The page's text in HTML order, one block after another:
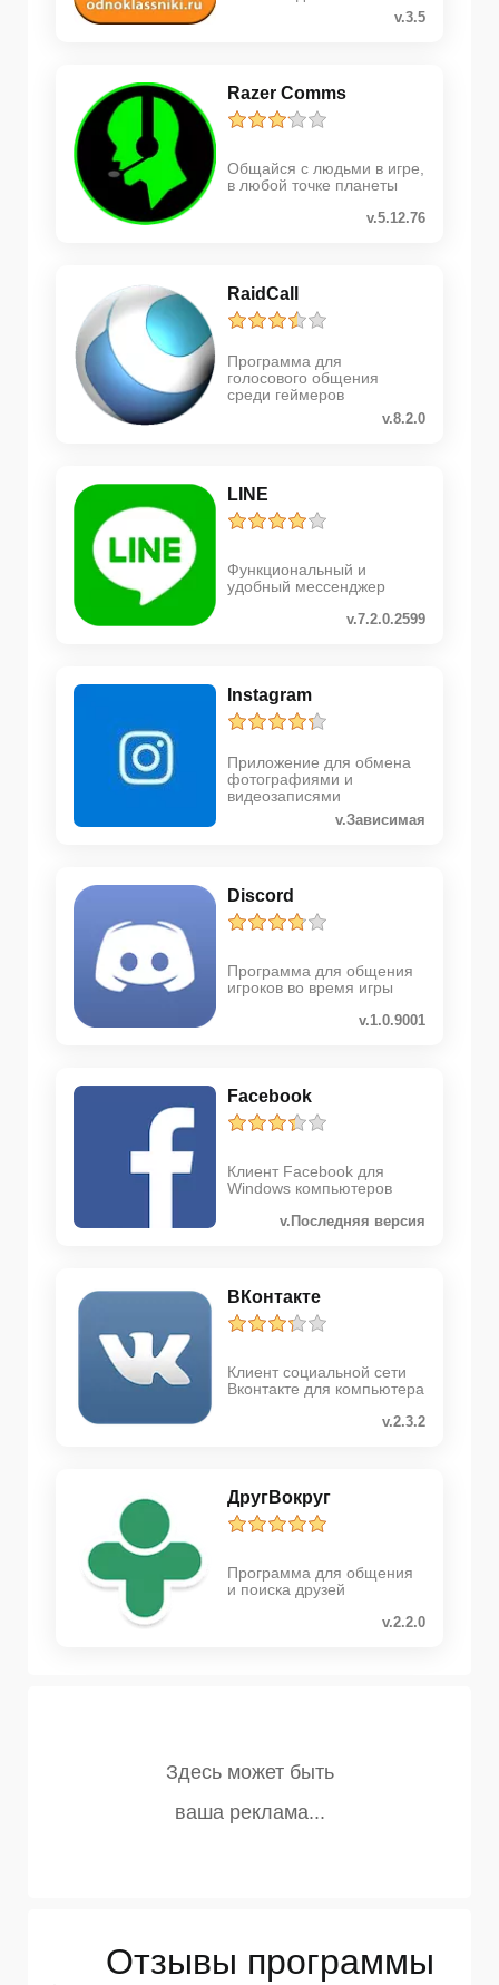
v.3.5
Razer Comms
Общайся с людьми в игре,
в любой точке планеты
v.5.12.76
RaidCall
Программа для
голосового общения
среди геймеров
v.8.2.0
LINE
Функциональный и
удобный мессенджер
v.7.2.0.2599
Instagram
Приложение для обмена
фотографиями и
видеозаписями
v.Зависимая
Discord
Программа для общения
игроков во время игры
v.1.0.9001
Facebook
Клиент Facebook для
Windows компьютеров
v.Последняя версия
ВКонтакте
Клиент социальной сети
Вконтакте для компьютера
v.2.3.2
ДругВокруг
Программа для общения
и поиска друзей
v.2.2.0
Отзывы программы